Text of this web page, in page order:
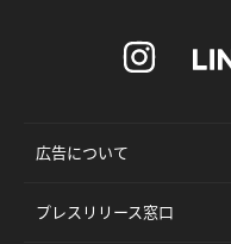
広告について
プレスリリース窓口